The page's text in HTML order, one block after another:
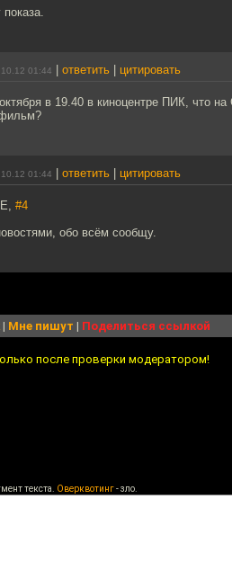
01:44 ответить цитировать
в 19.40 в киноцентре ПИК, что
01:44 ответить цитировать
#4
обо всём сообщу.
| Мне пишут | Поделиться ссылкой
после проверки модератором!
текста. Оверквотинг- зло.